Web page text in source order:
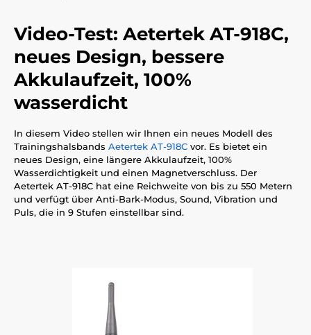
Video-Test: Aetertek AT-918C,
neues Design, bessere
Akkulaufzeit, 100%
wasserdicht
In diesem Video stellen wir Ihnen ein neues Modell des
Trainingshalsbands Aetertek AT-918C vor. Es bietet ein
neues Design, eine längere Akkulaufzeit, 100%
Wasserdichtigkeit und einen Magnetverschluss. Der
Aetertek AT-918C hat eine Reichweite von bis zu 550 Metern
und verfügt über Anti-Bark-Modus, Sound, Vibration und
Puls, die in 9 Stufen einstellbar sind.